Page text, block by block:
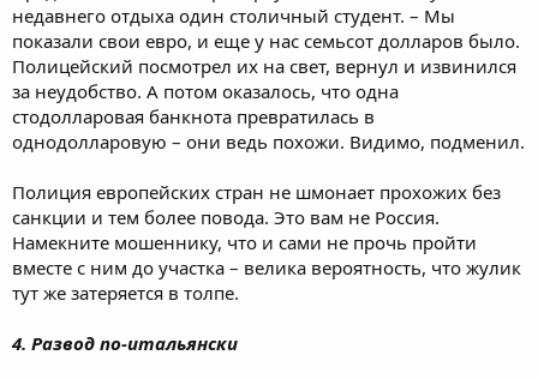
недавнего отдыха один столичный студент. – Мы
показали свои евро, и еще у нас семьсот долларов было.
Полицейский посмотрел их на свет, вернул и извинился
за неудобство. А потом оказалось, что одна
стодолларовая банкнота превратилась в
однодолларовую – они ведь похожи. Видимо, подменил.
Полиция европейских стран не шмонает прохожих без
санкции и тем более повода. Это вам не Россия.
Намекните мошеннику, что и сами не прочь пройти
вместе с ним до участка – велика вероятность, что жулик
тут же затеряется в толпе.
4. Развод по-итальянски